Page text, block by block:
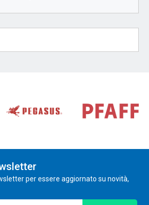
per essere aggiornato su novità,